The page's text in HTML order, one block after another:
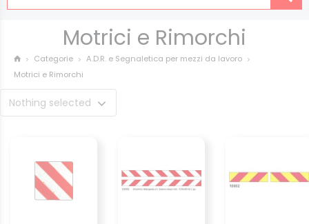
Motrici e Rimorchi
Categorie
A.D.R. e Segnaletica per mezzi da lavoro
Motrici e Rimorchi
Nothing selected